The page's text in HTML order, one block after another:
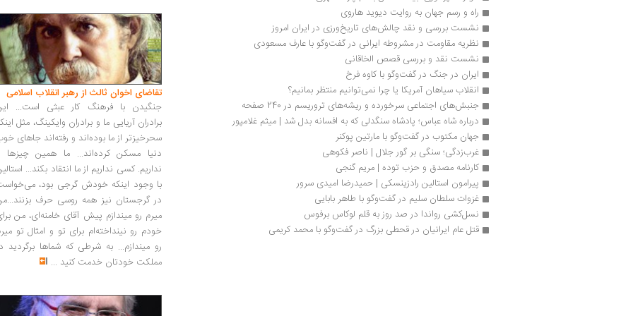
راه و رسم جهان به روایت دیوید هاروی
نشست بررسی و نقد چالش‌های تاریخ‌ورزی در ایران امروز
نظریه مقاومت در مشروطه ایرانی در گفت‌وگو با عارف مسعودی
نشست نقد و بررسی قصص الخاقانی
ایران در جنگ در گفت‌وگو با کاوه فرخ
انقلاب سیاهان آمریکا یا چرا نمی‌توانیم منتظر بمانیم؟
جنبش‌های اجتماعی سرخورده و ریشه‌های تروریسم در 240 صفحه
درباره شاه عباس؛ پادشاه سنگدلی که به افسانه بدل شد | میثم غلامپور
جهان مکتوب در گفت‌وگو با مارتین پوکنر
غرب‌زدگی؛ سنگی بر گور جلال | ناصر فکوهی
کارنامه مصدق و حزب توده | مریم گنجی
پیرامون استالین رادزینسکی | حمیدرضا امیدی سرور
غزوات سلطان سلیم در گفت‌وگو با طاهر بابایی
نسل‌کشی رواندا در صد روز به قلم لوکاس برفوس
قتل عام ایرانیان در قحطی بزرگ در گفت‌وگو با محمد کریمی
تقاضای اخوان ثالث از رهبر انقلاب اسلامی
جنگیدن با فرهنگ کار عبثی است...
برادران آریایی ما و برادران وایکینگ، مثل
سحرخیزتر از ما بوده‌اند و رفته‌اند جاهای
دنیا مسکن کرده‌اند... ما همین چیزها
نداریم. کسی نداریم از ما انتقاد بکند...
با وجود اینکه خودش گرجی بود،
در گرجستان نیز همه روسی حرف
میرم رو میندازم پیش آقای خامنه‌ای، من
خودم رو نینداخته‌ام برای تو و امثال تو
رو میندازم... به شرطی که شماها برگردید
مملکت خودتان خدمت کنید ...